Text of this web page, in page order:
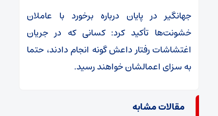
جهانگیر در پایان درباره برخورد با عاملان
خشونت‌ها تأکید کرد: کسانی که در جریان
اغتشاشات رفتار داعش گونه انجام دادند، حتما
به سزای اعمالشان خواهند رسید.
مقالات مشابه